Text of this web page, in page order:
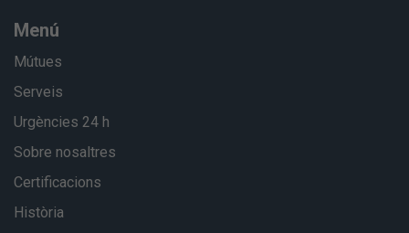
Menú
Mútues
Serveis
Urgències 24 h
Sobre nosaltres
Certificacions
Història